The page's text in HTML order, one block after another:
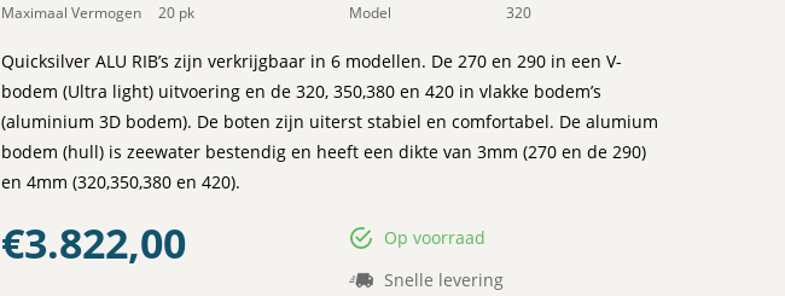
Maximaal Vermogen
20 pk
Model
320
Quicksilver ALU RIB’s zijn verkrijgbaar in 6 modellen. De 270 en 290 in een V-
bodem (Ultra light) uitvoering en de 320, 350,380 en 420 in vlakke bodem’s
(aluminium 3D bodem). De boten zijn uiterst stabiel en comfortabel. De alumium
bodem (hull) is zeewater bestendig en heeft een dikte van 3mm (270 en de 290)
en 4mm (320,350,380 en 420).
€3.822,00
Op voorraad
Snelle levering